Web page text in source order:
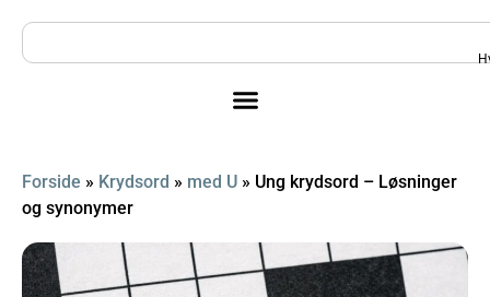
Forside » Krydsord » med U » Ung krydsord – Løsninger
og synonymer